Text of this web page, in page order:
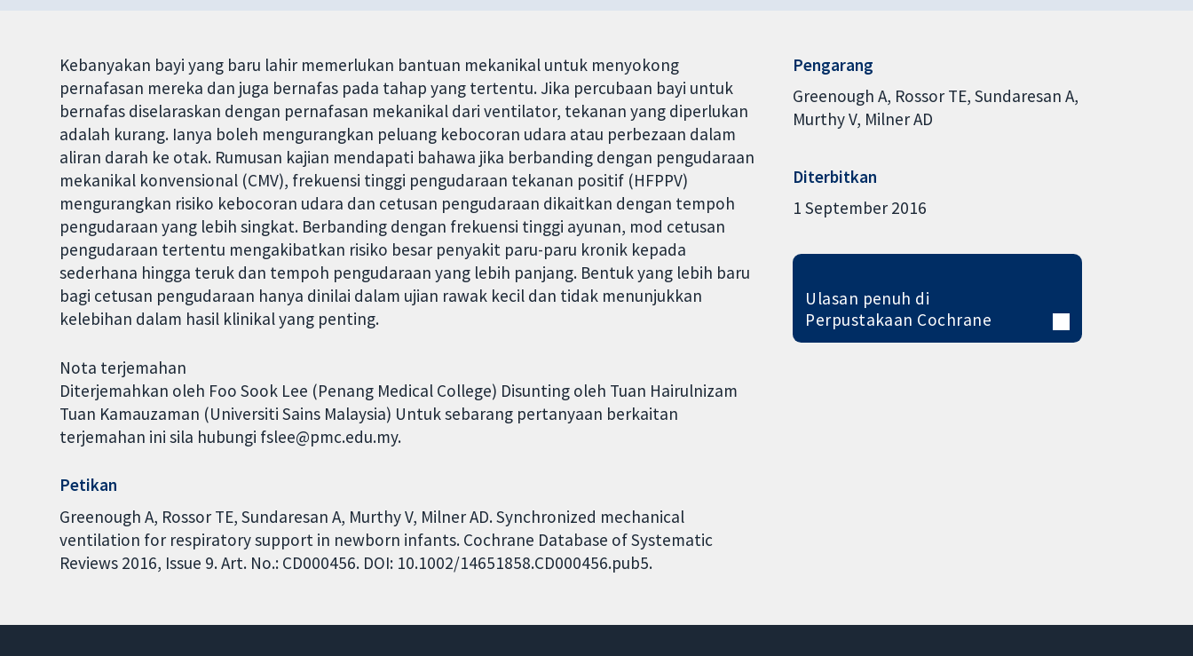
Kebanyakan bayi yang baru lahir memerlukan bantuan mekanikal untuk menyokong
pernafasan mereka dan juga bernafas pada tahap yang tertentu. Jika percubaan bayi untuk
bernafas diselaraskan dengan pernafasan mekanikal dari ventilator, tekanan yang diperlukan
adalah kurang. Ianya boleh mengurangkan peluang kebocoran udara atau perbezaan dalam
aliran darah ke otak. Rumusan kajian mendapati bahawa jika berbanding dengan pengudaraan
mekanikal konvensional (CMV), frekuensi tinggi pengudaraan tekanan positif (HFPPV)
mengurangkan risiko kebocoran udara dan cetusan pengudaraan dikaitkan dengan tempoh
pengudaraan yang lebih singkat. Berbanding dengan frekuensi tinggi ayunan, mod cetusan
pengudaraan tertentu mengakibatkan risiko besar penyakit paru-paru kronik kepada
sederhana hingga teruk dan tempoh pengudaraan yang lebih panjang. Bentuk yang lebih baru
bagi cetusan pengudaraan hanya dinilai dalam ujian rawak kecil dan tidak menunjukkan
kelebihan dalam hasil klinikal yang penting.
Nota terjemahan
Diterjemahkan oleh Foo Sook Lee (Penang Medical College) Disunting oleh Tuan Hairulnizam
Tuan Kamauzaman (Universiti Sains Malaysia) Untuk sebarang pertanyaan berkaitan
terjemahan ini sila hubungi fslee@pmc.edu.my.
Petikan
Greenough A, Rossor TE, Sundaresan A, Murthy V, Milner AD. Synchronized mechanical
ventilation for respiratory support in newborn infants. Cochrane Database of Systematic
Reviews 2016, Issue 9. Art. No.: CD000456. DOI: 10.1002/14651858.CD000456.pub5.
Pengarang
Greenough A Rossor TE Sundaresan A
Murthy V Milner AD
Diterbitkan
1 September 2016
Ulasan penuh di
Perpustakaan Cochrane